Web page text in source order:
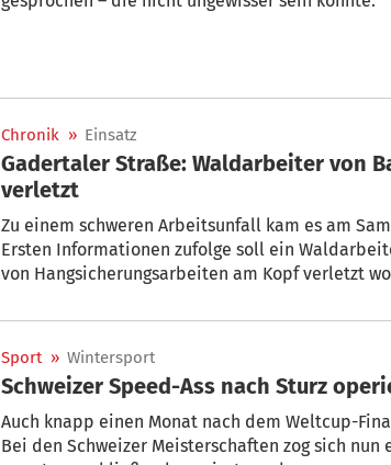
Chronik » Einsatz
Gadertaler Straße: Waldarbeiter von
verletzt
Zu einem schweren Arbeitsunfall kam es am
Ersten Informationen zufolge soll ein
von Hangsicherungsarbeiten am Kopf verletzt
Sport » Wintersport
Schweizer Speed-Ass nach Sturz
Auch knapp einen Monat nach dem Weltcup-
Bei den Schweizer Meisterschaften zog sich nun